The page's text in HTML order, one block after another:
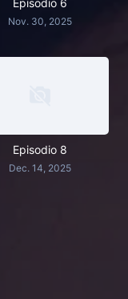
Episodio 6
Nov. 30, 2025
Episodio 8
Dec. 14, 2025